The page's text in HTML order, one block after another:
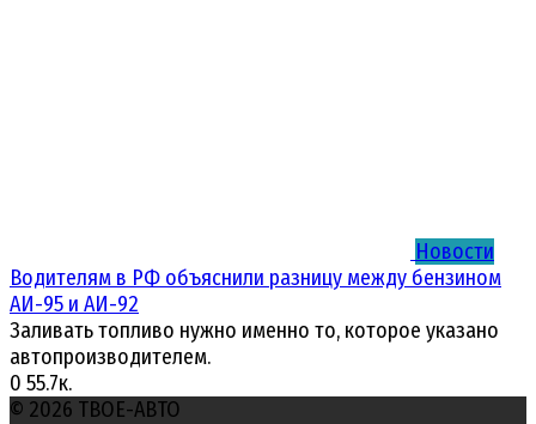
Новости
Водителям в РФ объяснили разницу между бензином
АИ-95 и АИ-92
Заливать топливо нужно именно то, которое указано
автопроизводителем.
0 55.7к.
© 2026 ТВОЕ-АВТО